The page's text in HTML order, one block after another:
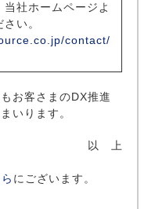
社ホームページよ
い。
contact/
お客さまのDX推進
いります。
以 上
にございます。